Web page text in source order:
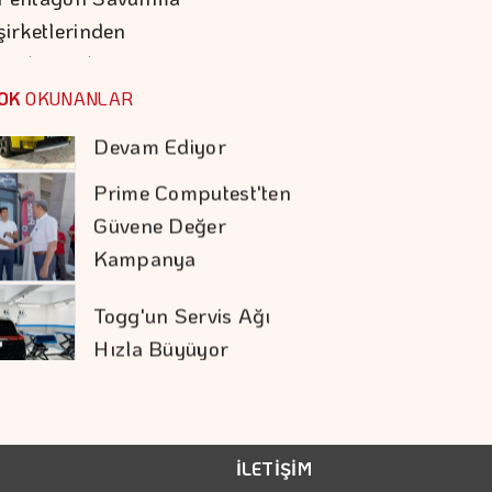
Hızlanmalarını…
OKUNANLAR
Prime Computest'ten
Kampanya
Togg'un Servis Ağı
Hızla Büyüyor
İstanbul Festivali'nde
Rap Ve Rock Aynı
Gecede Buluştu
Hattını Akçay'dan
İLETİŞİM